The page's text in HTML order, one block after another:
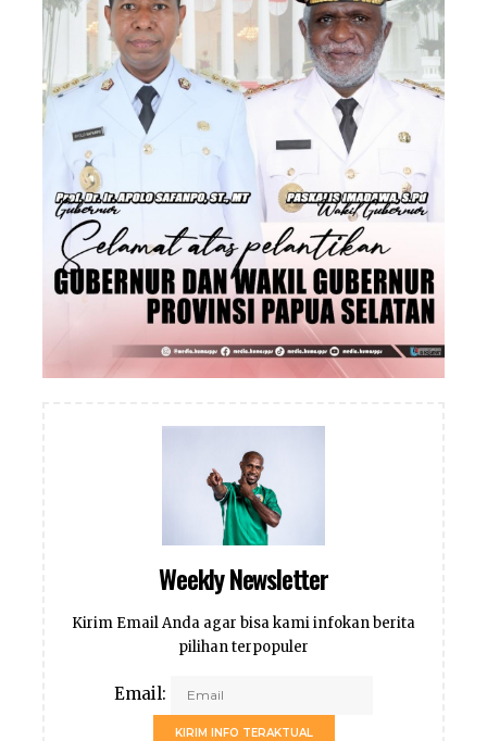
Weekly Newsletter
Kirim Email Anda agar bisa kami infokan berita
pilihan terpopuler
Email:
KIRIM INFO TERAKTUAL